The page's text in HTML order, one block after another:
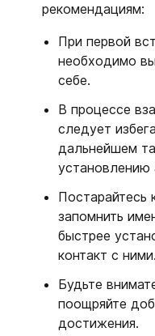
рекомендациям:
При первой
необходимо
себе.
В процессе
следует
дальнейшем
установлению
Постарайтесь
запомнить
быстрее
контакт с ними.
Будьте
поощряйте
достижения.